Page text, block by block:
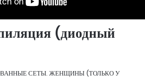
(диодный
СЕТЫ. ЖЕНЩИНЫ (ТОЛЬКО У